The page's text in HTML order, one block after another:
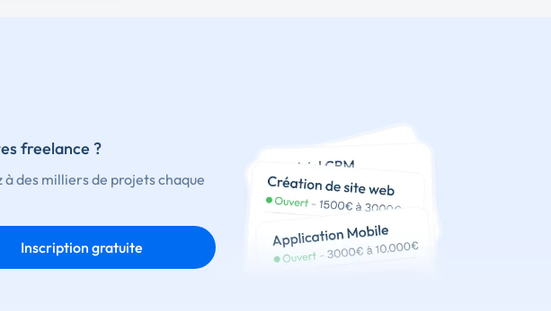
freelance ?
à des milliers de projets chaque
Inscription gratuite